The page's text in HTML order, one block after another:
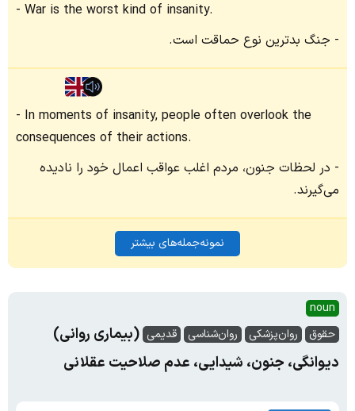
War is the worst kind of insanity.
جنگ بدترین نوع حماقت است.
In moments of insanity, people often overlook the
consequences of their actions.
در لحظات جنون، مردم اغلب عواقب اعمال خود را نادیده
می‌گیرند.
نمونه‌جمله‌های بیشتر
noun
حقوق
روان‌پزشکی روان‌شناسی قدیمی (بیماری روانی)
دیوانگی، جنون، شیدایی، عدم صلاحیت عقلانی